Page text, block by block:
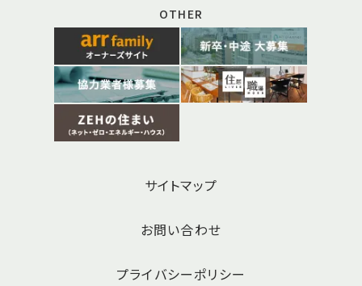
OTHER
サイトマップ
お問い合わせ
プライバシーポリシー